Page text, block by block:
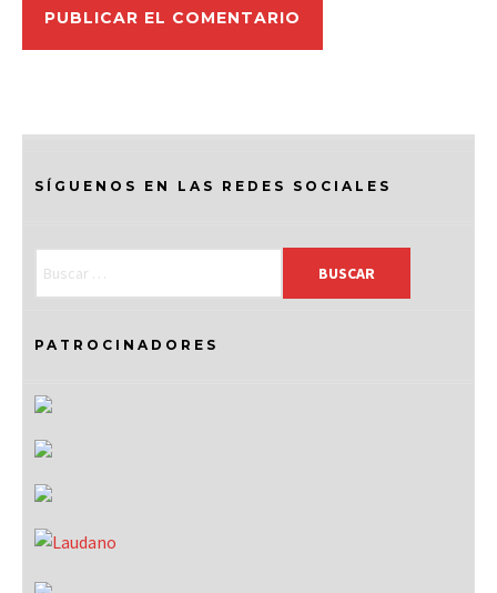
SÍGUENOS EN LAS REDES SOCIALES
PATROCINADORES